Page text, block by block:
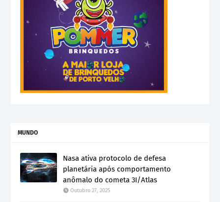
MUNDO
Nasa ativa protocolo de defesa
planetária após comportamento
anômalo do cometa 3I/Atlas
Outubro 27, 2025